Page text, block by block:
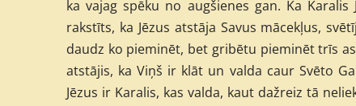
ka vajag spēku no augšienes gan. Ka
rakstīts, ka Jēzus atstāja Savus mācekļus,
daudz ko pieminēt, bet gribētu pieminēt trīs
atstājis, ka Viņš ir klāt un valda caur Svēto
Jēzus ir Karalis, kas valda, kaut dažreiz tā